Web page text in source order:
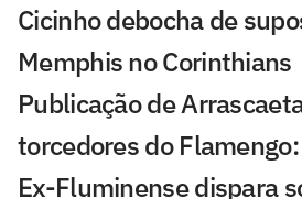
Cicinho debocha de
Memphis no Corinthians
Publicação de
torcedores do
Ex-Fluminense dispara